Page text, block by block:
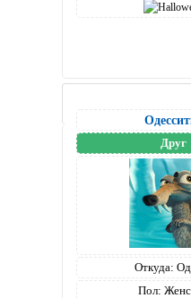
Друг
Откуда:
Пол: